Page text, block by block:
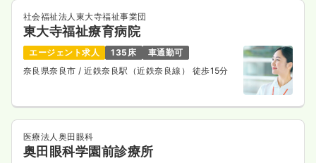
社会福祉法人東大寺福祉事業団
東大寺福祉療育病院
エージェント求人 135床
車通勤可
奈良県奈良市/ 近鉄奈良駅（近鉄奈良線） 徒歩15分
医療法人奥田眼科
奥田眼科学園前診療所